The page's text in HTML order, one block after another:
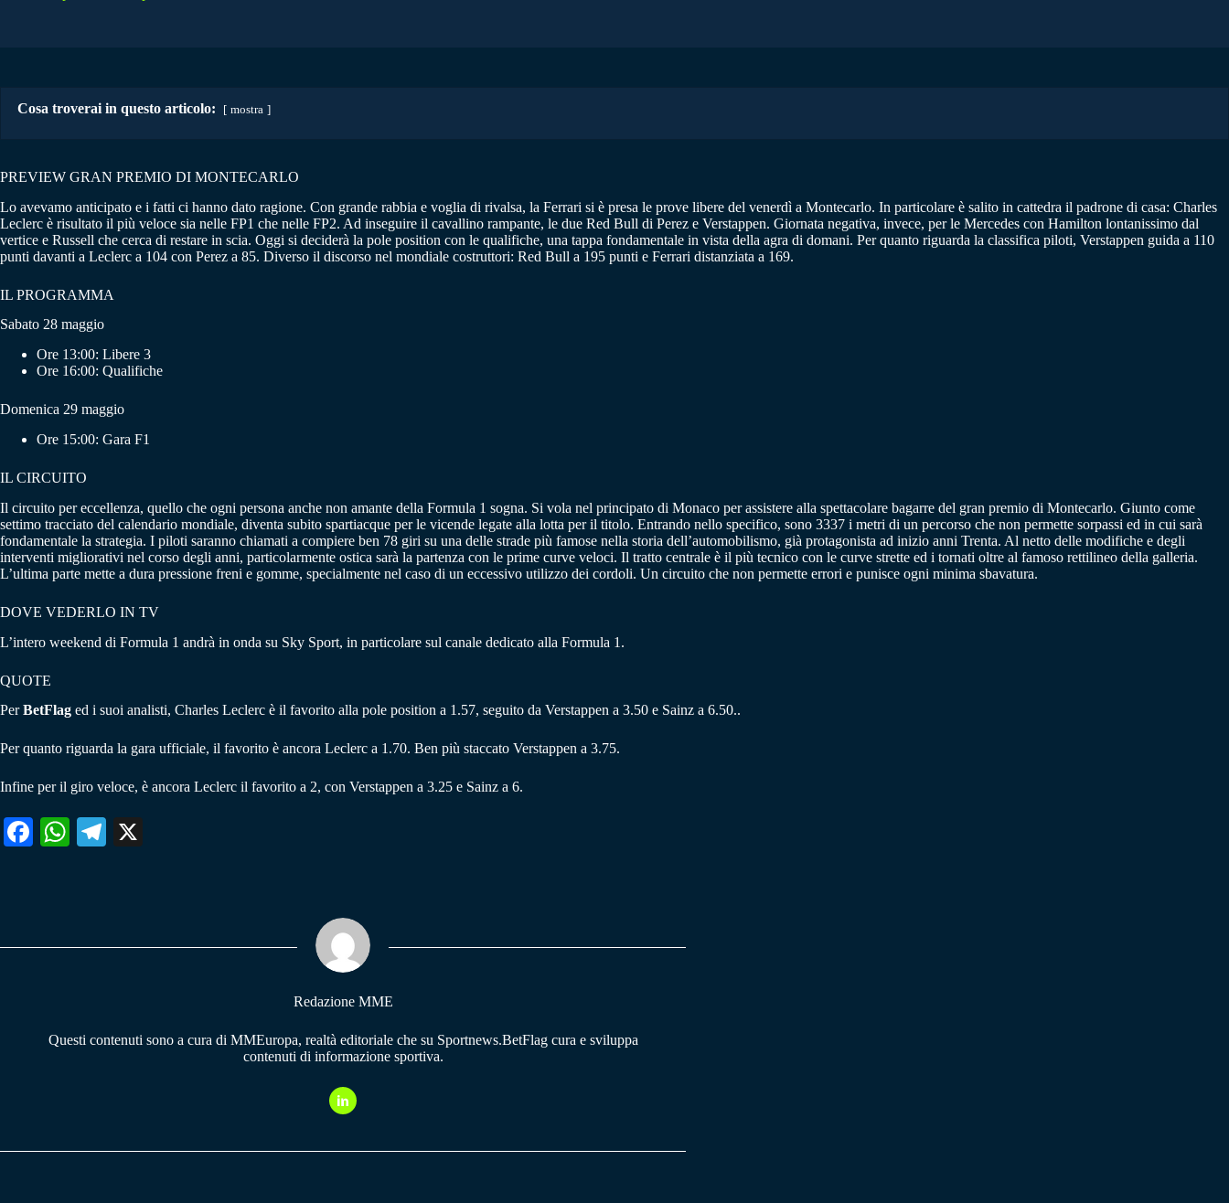
Cosa troverai in questo articolo: mostra
PREVIEW GRAN PREMIO DI MONTECARLO
Lo avevamo anticipato e i fatti ci hanno dato ragione. Con grande rabbia e voglia di rivalsa, la Ferrari si è presa le prove libere del venerdì a Montecarlo. In particolare è salito in cattedra il padrone di casa: Charles
Leclerc è risultato il più veloce sia nelle FP1 che nelle FP2. Ad inseguire il cavallino rampante, le due Red Bull di Perez e Verstappen. Giornata negativa, invece, per le Mercedes con Hamilton lontanissimo dal
vertice e Russell che cerca di restare in scia. Oggi si deciderà la pole position con le qualifiche, una tappa fondamentale in vista della agra di domani. Per quanto riguarda la classifica piloti, Verstappen guida a 110
punti davanti a Leclerc a 104 con Perez a 85. Diverso il discorso nel mondiale costruttori: Red Bull a 195 punti e Ferrari distanziata a 169.
IL PROGRAMMA
Sabato 28 maggio
Ore 13:00: Libere 3
Ore 16:00: Qualifiche
Domenica 29 maggio
Ore 15:00: Gara F1
IL CIRCUITO
Il circuito per eccellenza, quello che ogni persona anche non amante della Formula 1 sogna. Si vola nel principato di Monaco per assistere alla spettacolare bagarre del gran premio di Montecarlo. Giunto come
settimo tracciato del calendario mondiale, diventa subito spartiacque per le vicende legate alla lotta per il titolo. Entrando nello specifico, sono 3337 i metri di un percorso che non permette sorpassi ed in cui sarà
fondamentale la strategia. I piloti saranno chiamati a compiere ben 78 giri su una delle strade più famose nella storia dell’automobilismo, già protagonista ad inizio anni Trenta. Al netto delle modifiche e degli
interventi migliorativi nel corso degli anni, particolarmente ostica sarà la partenza con le prime curve veloci. Il tratto centrale è il più tecnico con le curve strette ed i tornati oltre al famoso rettilineo della galleria.
L’ultima parte mette a dura pressione freni e gomme, specialmente nel caso di un eccessivo utilizzo dei cordoli. Un circuito che non permette errori e punisce ogni minima sbavatura.
DOVE VEDERLO IN TV
L’intero weekend di Formula 1 andrà in onda su Sky Sport, in particolare sul canale dedicato alla Formula 1.
QUOTE
PerBetFlag ed i suoi analisti, Charles Leclerc è il favorito alla pole position a 1.57, seguito da Verstappen a 3.50 e Sainz a 6.50..
Per quanto riguarda la gara ufficiale, il favorito è ancora Leclerc a 1.70. Ben più staccato Verstappen a 3.75.
Infine per il giro veloce, è ancora Leclerc il favorito a 2, con Verstappen a 3.25 e Sainz a 6.
Fa W
pp
Te
m
Redazione MME
Questi contenuti sono a cura di MMEuropa, realtà editoriale che su Sportnews.BetFlag cura e sviluppa
contenuti di informazione sportiva.